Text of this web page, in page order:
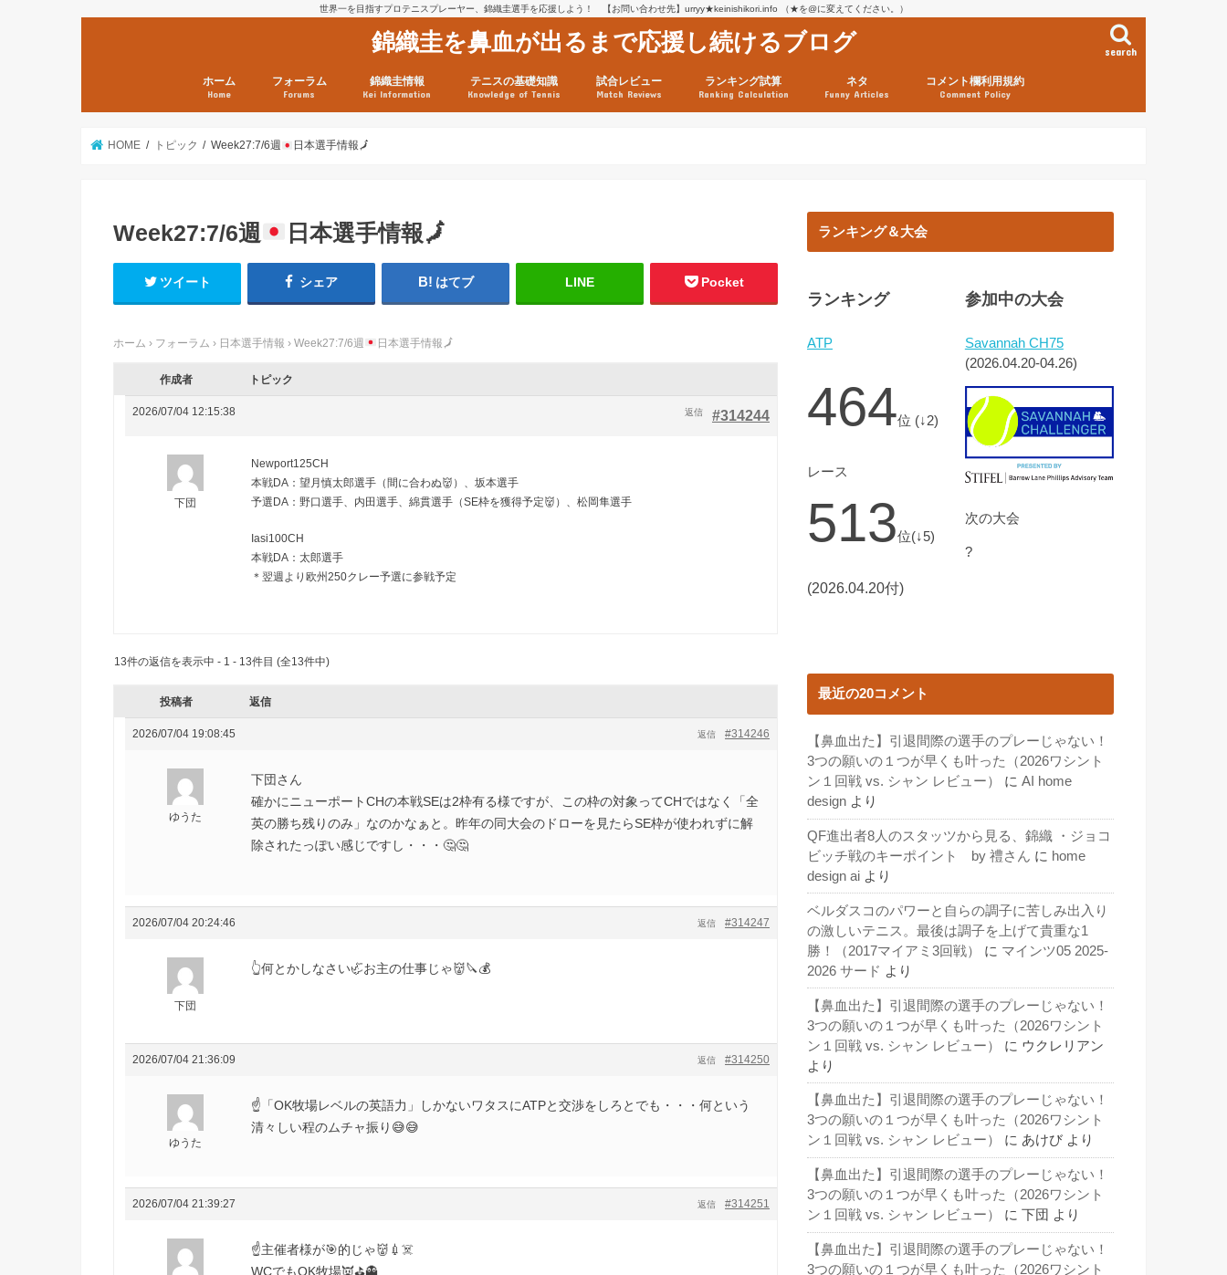
世界一を目指すプロテニスプレーヤー、錦織圭選手を応援しよう！ 【お問い合わせ先】urryy★keinishikori.info （★を@に変えてください。）
錦織圭を鼻血が出るまで応援し続けるブログ search
ホーム
Home
フォーラム
Forums
錦織圭情報
Kei Information
日現在）
点）
テニスの基礎知識
Knowledge of Tennis
試合レビュー
Match Reviews
ランキング試算
Ranking Calculation
ネタ
Funny Articles
コメント欄利用規約
Comment Policy
HOME トピック Week27:7/6週 日本選手情報 🗾
Week27:7/6週 日本選手情報🗾
ツイート シェア はてブ LINE Pocket
ホーム › フォーラム › 日本選手情報 › Week27:7/6週 日本選手情報🗾
作成者 トピック
2026/07/04 12:15:38 #314244
返信
下団
Newport125CH
本戦DA：望月慎太郎選手（間に合わぬ👹）、坂本選手
予選DA：野口選手、内田選手、綿貫選手（SE枠を獲得予定👹）、松岡隼選手
Iasi100CH
本戦DA：太郎選手
＊翌週より欧州250クレー予選に参戦予定
13件の返信を表示中 - 1 - 13件目 (全13件中)
投稿者 返信
2026/07/04 19:08:45 #314246
返信
ゆうた
下団さん
確かにニューポートCHの本戦SEは2枠有る様ですが、この枠の対象ってCHではなく「全
英の勝ち残りのみ」なのかなぁと。昨年の同大会のドローを見たらSE枠が使われずに解
除されたっぽい感じですし・・・🤔🤔
2026/07/04 20:24:46 #314247
返信
下団
👆何とかしなさい🦏お主の仕事じゃ👹🔪💰
2026/07/04 21:36:09 #314250
返信
ゆうた
☝️「OK牧場レベルの英語力」しかないワタスにATPと交渉をしろとでも・・・何という
清々しい程のムチャ振り😅😅
2026/07/04 21:39:27 #314251
返信
☝️主催者様が🎯的じゃ👹💉☠️
WCでもOK牧場👿⛳️👻
ランキング＆大会
ランキング
ATP
464位 (↓2)
レース
513位(↓5)
(2026.04.20付)
参加中の大会
Savannah CH75
(2026.04.20-04.26)
次の大会
?
最近の20コメント
【鼻血出た】引退間際の選手のプレーじゃない！
3つの願いの１つが早くも叶った（2026ワシント
ン１回戦 vs. シャン レビュー）
に AI home
design より
QF進出者8人のスタッツから見る、錦織 ・ジョコ
ビッチ戦のキーポイント by 禮さん に home
design ai より
ベルダスコのパワーと自らの調子に苦しみ出入り
の激しいテニス。最後は調子を上げて貴重な1
勝！（2017マイアミ3回戦）
に マインツ05 2025-
2026 サード より
【鼻血出た】引退間際の選手のプレーじゃない！
3つの願いの１つが早くも叶った（2026ワシント
ン１回戦 vs. シャン レビュー）
に ウクレリアン
より
【鼻血出た】引退間際の選手のプレーじゃない！
3つの願いの１つが早くも叶った（2026ワシント
ン１回戦 vs. シャン レビュー）
に あけび より
【鼻血出た】引退間際の選手のプレーじゃない！
3つの願いの１つが早くも叶った（2026ワシント
ン１回戦 vs. シャン レビュー）
に 下団 より
【鼻血出た】引退間際の選手のプレーじゃない！
3つの願いの１つが早くも叶った（2026ワシント